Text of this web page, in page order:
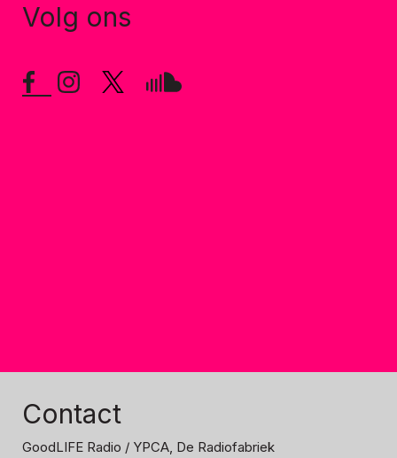
Volg ons
Contact
GoodLIFE Radio / YPCA, De Radiofabriek